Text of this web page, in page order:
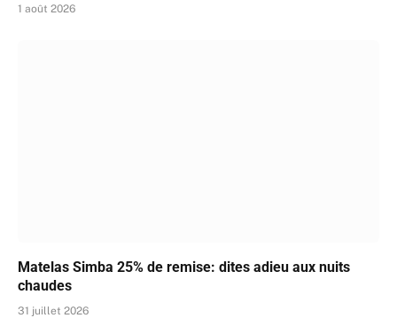
1 août 2026
Matelas Simba 25% de remise: dites adieu aux nuits
chaudes
31 juillet 2026